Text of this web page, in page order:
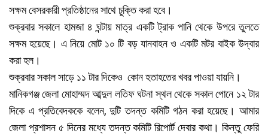
সক্ষম বেসরকারী প্রতিষ্ঠানের সাথে চুক্তি করা হবে।
শুক্রবার সকালে হামজা ৪ ঘন্টায় মাত্র একটি ট্রাক পানি থেকে উপরে তুলতে
সক্ষম হয়েছে। এ নিয়ে মোট ১০ টি বড় যানবাহন ও একটি মটর বাইক উদ্বার
করা হল।
শুক্রবার সকাল সাড়ে ১১ টার দিকেও কোন হতাহতের খবর পাওয়া যায়নি।
মানিকগঞ্জ জেলা মোহাম্মদ আব্দুল লতিফ ঘটনা স্থল থেকে সকাল পোনে ১২ টার
দিকে এ প্রতিবেদককে বলেন, দুটি তদন্ত কমিটি গঠন করা হয়েছে। আমার
জেলা প্রশাসন ৫ দিনের মধ্যে তদন্ত কমিটি রিপোর্ট দেবার কথা। কিন্তু ফেরি